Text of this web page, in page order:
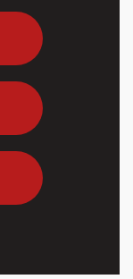
шаг из
любых
в 15
63
сообщил,
удары по